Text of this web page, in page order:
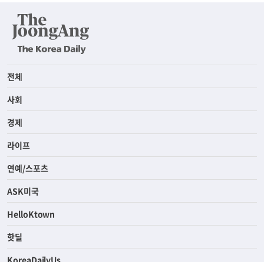
전체
사회
경제
라이프
연예/스포츠
ASK미국
HelloKtown
핫딜